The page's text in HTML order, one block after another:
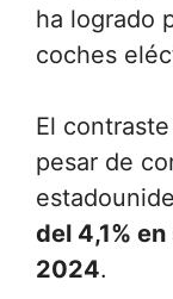
ha logrado
coches
El
pesar de
del 4,1%
2024.